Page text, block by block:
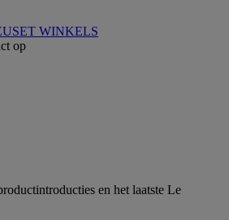
WINKELS
op
en het laatste Le